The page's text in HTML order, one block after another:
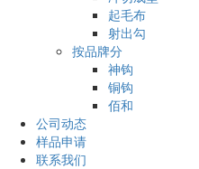
起毛布
射出勾
按品牌分
神钩
铜钩
佰和
公司动态
样品申请
联系我们